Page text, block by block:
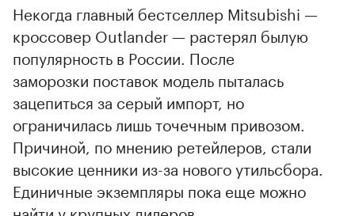
Некогда главный бестселлер Mitsubishi —
кроссовер Outlander — растерял былую
популярность в России. После
заморозки поставок модель пыталась
зацепиться за серый импорт, но
ограничилась лишь точечным привозом.
Причиной, по мнению ретейлеров, стали
высокие ценники из-за нового утильсбора.
Единичные экземпляры пока еще можно